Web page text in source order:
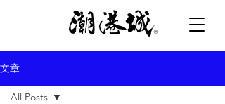
文章
All Posts